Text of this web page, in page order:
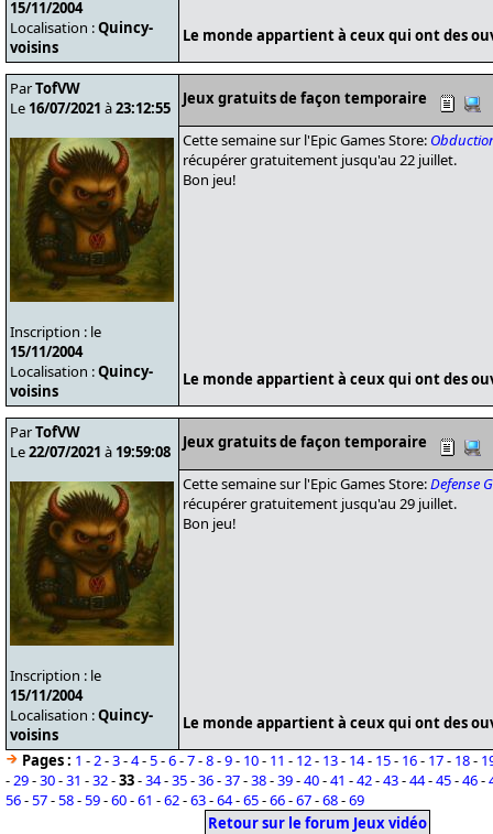
15/11/2004
Localisation :Quincy-
voisins
Le monde appartient à ceux qui ont des
ParTofVW
Le 16/07/2021 à23:12:55
Inscription : le
15/11/2004
Localisation :Quincy-
voisins
Jeux gratuits de façon temporaire
Cette semaine sur l'Epic Games Store:
récupérer gratuitement jusqu'au 22 juillet.
Bon jeu!
Le monde appartient à ceux qui ont des
ParTofVW
Le22/07/2021 à 19:59:08
Inscription : le
15/11/2004
Localisation :Quincy-
voisins
Jeux gratuits de façon temporaire
Cette semaine sur l'Epic Games Store:Defense
récupérer gratuitement jusqu'au 29 juillet.
Bon jeu!
Le monde appartient à ceux qui ont des
Pages : 1 -2-3-4-5-6-7-8-9- 10- 11 - 12- 13- 14- 15- 16- 17- 18-
-29-30-31 -32-33-34-35-36-37-38-39-40-41 -42-43-44-45-46-
56-57-58-59-60-61 -62-63-64-65-66-67-68-69
Retour sur le forum Jeux vidéo